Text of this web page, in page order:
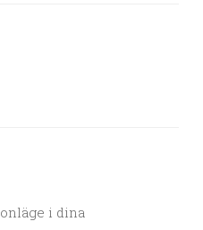
i dina